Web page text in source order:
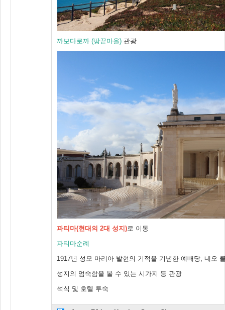
까보다로까 (땅끝마을) 관광
파티마(현대의 2대 성지)로 이동
파티마순례
1917년 성모 마리아 발현의 기적을 기념한 예배당, 네오
성지의 엄숙함을 볼 수 있는 시가지 등 관광
석식 및 호텔 투숙